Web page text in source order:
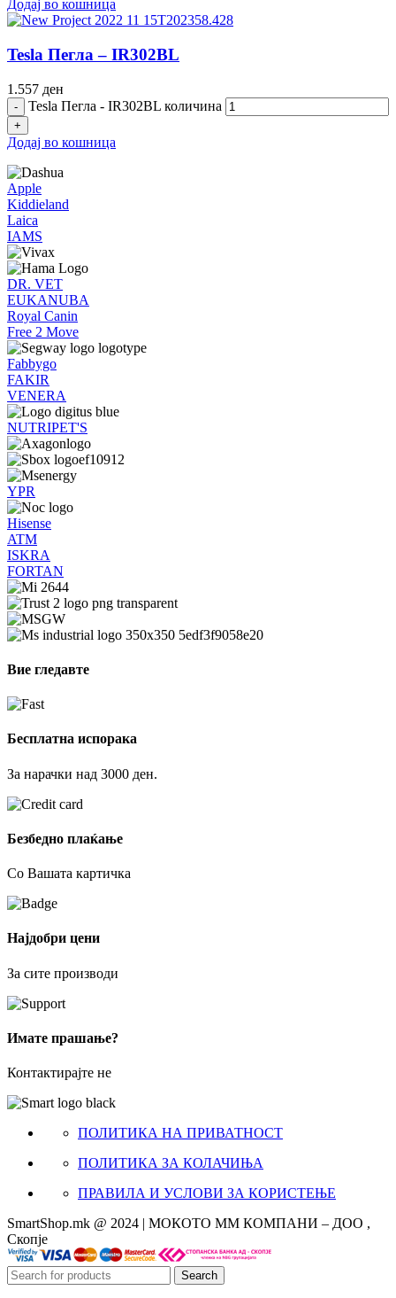
Додај во кошница
Tesla Пегла – IR302BL
1.557 ден
Tesla Пегла - IR302BL количина
Додај во кошница
Apple
Kiddieland
Laica
IAMS
DR. VET
EUKANUBA
Royal Canin
Free 2 Move
Fabbygo
FAKIR
VENERA
NUTRIPET'S
YPR
Hisense
ATM
ISKRA
FORTAN
Вие гледавте
Бесплатна испорака
За нарачки над 3000 ден.
Безбедно плаќање
Со Вашата картичка
Најдобри цени
За сите производи
Имате прашање?
Контактирајте не
ПОЛИТИКА НА ПРИВАТНОСТ
ПОЛИТИКА ЗА КОЛАЧИЊА
ПРАВИЛА И УСЛОВИ ЗА КОРИСТЕЊЕ
SmartShop.mk @ 2024 | МОКОТО ММ КОМПАНИ – ДОО ,
Скопје
Search